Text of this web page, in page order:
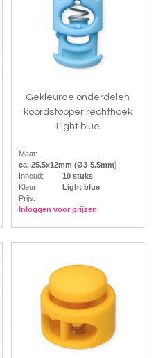
Gekleurde onderdelen
koordstopper rechthoek
Light blue
Maat:
ca. 25.5x12mm (Ø3-5.5mm)
Inhoud:
10 stuks
Kleur:
Light blue
Prijs:
Inloggen voor prijzen